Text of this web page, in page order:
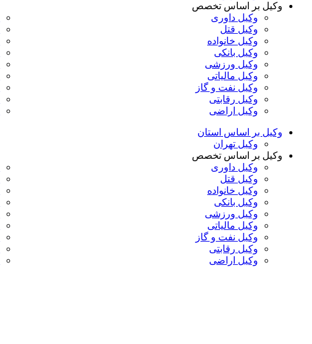
وکیل بر اساس تخصص
وکیل داوری
وکیل قتل
وکیل خانواده
وکیل بانکی
وکیل ورزشی
وکیل مالیاتی
وکیل نفت و گاز
وکیل رقابتی
وکیل اراضی
وکیل بر اساس استان
وکیل تهران
وکیل بر اساس تخصص
وکیل داوری
وکیل قتل
وکیل خانواده
وکیل بانکی
وکیل ورزشی
وکیل مالیاتی
وکیل نفت و گاز
وکیل رقابتی
وکیل اراضی